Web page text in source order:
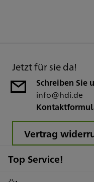
Jetzt für sie da!
Schreiben Sie
info@hdi.de
Vertrag
Top Service!